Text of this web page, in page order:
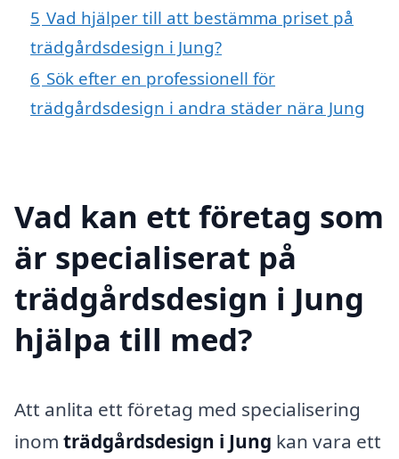
5 Vad hjälper till att bestämma priset på
trädgårdsdesign i Jung?
6 Sök efter en professionell för
trädgårdsdesign i andra städer nära Jung
Vad kan ett företag som
är specialiserat på
trädgårdsdesign i Jung
hjälpa till med?
Att anlita ett företag med specialisering
inom trädgårdsdesign i Jung kan vara ett